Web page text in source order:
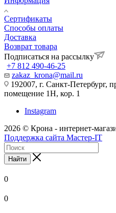
Сертификаты
Способы оплаты
Доставка
Возврат товара
Подписаться на рассылку
+7 812 490-46-25
zakaz_krona@mail.ru
192007, г. Санкт-Петербург,
помещение 1Н, кор. 1
Instagram
2026 © Крона - интернет-
Поддержка сайта Мастер-IT
Найти
0
0